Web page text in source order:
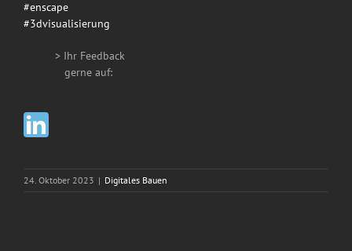
#enscape
#3dvisualisierung
> Ihr Feedback
gerne auf:
24. Oktober 2023 | Digitales Bauen